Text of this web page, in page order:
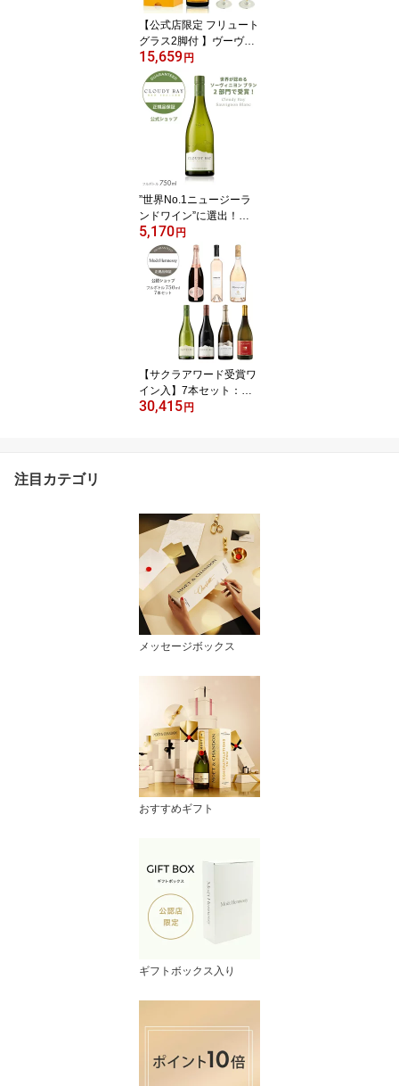
【公式店限定 フリュート
グラス2脚付 】ヴーヴ・
クリコ イエローラベルア
イスボックス グラスセッ
ト フルボトル 750ml 12
度 シャンパン 白 ブリュ
ット 辛口 ギフト プレゼ
ント お祝い シャンパン
グラス 【正規公式店】
15,659 円
”世界No.1ニュージーラ
ンドワイン”に選出！
【正規公式店 ギフトボッ
クス選択可】クラウディ
ー ベイ ソーヴィニヨン
ブラン 750ml (ニュージ
ーランド 白ワイン 辛口 )
／ CLOUDY BAY SAUVI
GNON BLANC (White Wi
5,170 円
【サクラアワード受賞ワ
イン入】7本セット：ク
ラウディーベイ ソーヴィ
30,415 円
注目カテゴリ
メッセージボックス
おすすめギフト
ギフトボックス入り